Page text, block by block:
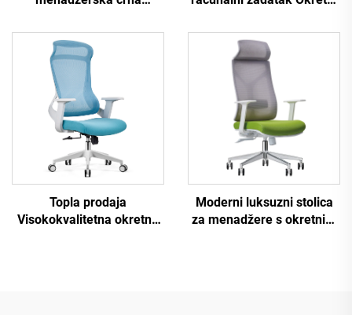
naslonom za osoblje
Zadatak Ergonomski
računalni stol Mrežasta
uredska stolica
Udobna ergonomska
uredska stolica od
mrežaste tkanine
Topla prodaja
Visokokvalitetna okretna
Moderni luksuzni stolica
za menadžere s okretnim